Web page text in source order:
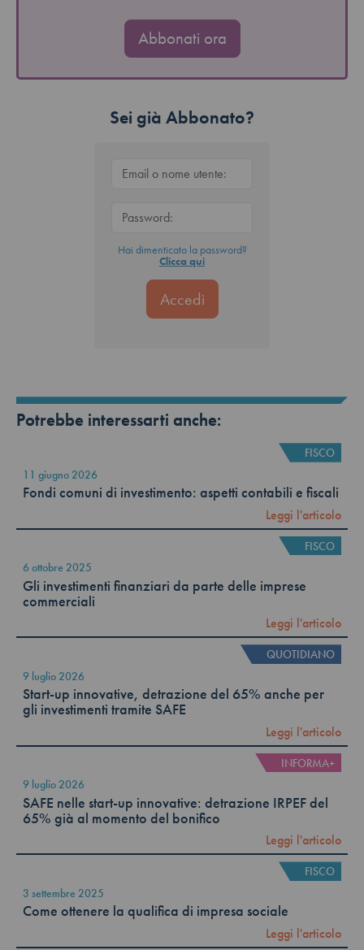
Abbonati ora
Sei già Abbonato?
Hai dimenticato la password?
Clicca qui
Potrebbe interessarti anche:
FISCO
11 giugno 2026
Fondi comuni di investimento: aspetti contabili e fiscali
Leggi l'articolo
FISCO
6 ottobre 2025
Gli investimenti finanziari da parte delle imprese
commerciali
Leggi l'articolo
QUOTIDIANO
9 luglio 2026
Start-up innovative, detrazione del 65% anche per
gli investimenti tramite SAFE
Leggi l'articolo
INFORMA+
9 luglio 2026
SAFE nelle start-up innovative: detrazione IRPEF del
65% già al momento del bonifico
Leggi l'articolo
FISCO
3 settembre 2025
Come ottenere la qualifica di impresa sociale
Leggi l'articolo